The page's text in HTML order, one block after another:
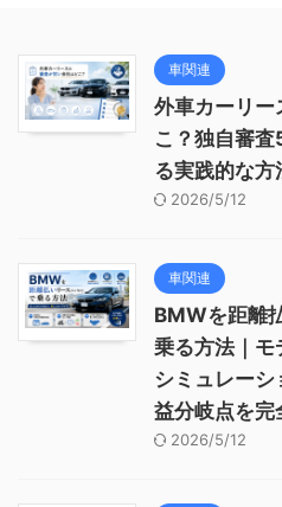
車関連
外車カーリー
こ？独自審
る実践的な方
2026/5/12
車関連
BMWを距離
乗る方法｜モ
シミュレー
益分岐点を完
2026/5/12